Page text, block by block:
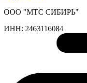
ООО "МТС СИБИРЬ"
ИНН: 2463116084